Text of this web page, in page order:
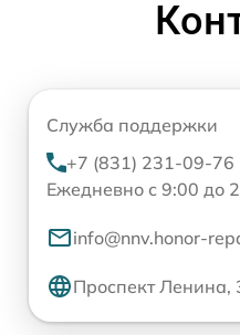
Служба поддержки
+7 (831) 231-09-76
Ежедневно с 9:00 до
info@nnv.honor-
Проспект Ленина,